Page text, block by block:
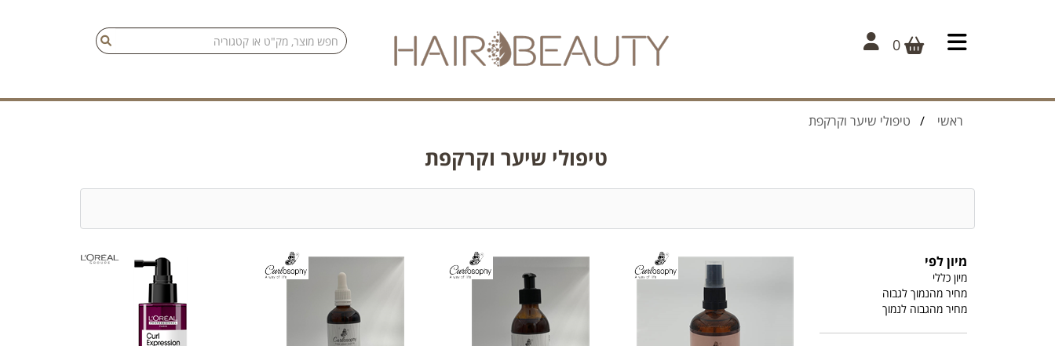
0
ראשי / טיפולי שיער וקרקפת
טיפולי שיער וקרקפת
מיון לפי
מיון כללי
מחיר מהנמוך לגבוה
מחיר מהגבוה לנמוך